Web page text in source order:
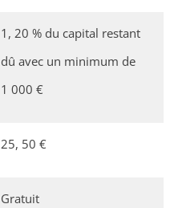
1, 20 % du capital restant
dû avec un minimum de
1 000 €
25, 50 €
Gratuit